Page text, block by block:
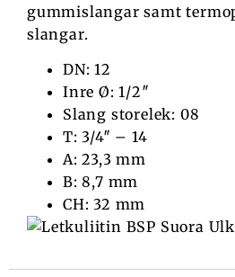
gummislangar samt
slangar.
DN: 12
Inre Ø: 1/2″
Slang storelek: 08
T: 3/4″ – 14
A: 23,3 mm
B: 8,7 mm
CH: 32 mm